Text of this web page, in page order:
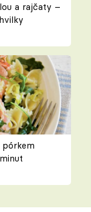
a rajčaty –
pórkem